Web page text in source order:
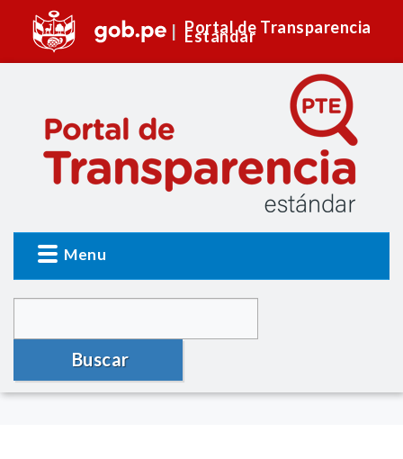
Portal de Transparencia
Estándar
Menu
Buscar